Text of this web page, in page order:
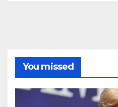
You missed